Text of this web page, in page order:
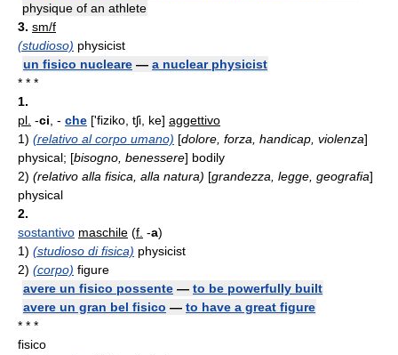
physique of an athlete
3. sm/f
(studioso) physicist
un fisico nucleare — a nuclear physicist
* * *
1.
pl. -ci - che ['fiziko, tʃi, ke] aggettivo
1) (relativo al corpo umano) [dolore, forza, handicap, violenza]
physical; [bisogno, benessere] bodily
2) (relativo alla fisica, alla natura) [grandezza, legge, geografia]
physical
2.
sostantivo maschile (f. -a)
1) (studioso di fisica) physicist
2) (corpo) figure
avere un fisico possente — to be powerfully built
avere un gran bel fisico — to have a great figure
* * *
fisico